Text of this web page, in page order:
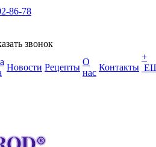
86-78
звонок
Новости Рецепты
О
нас
Контакты
+